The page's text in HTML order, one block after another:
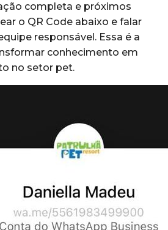
completa e próximos
o QR Code abaixo e falar
responsável. Essa é a
conhecimento em
no setor pet.